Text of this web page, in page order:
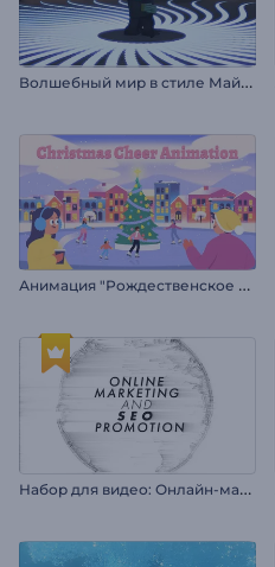
В
олшебный мир в стиле Майнкрафт
А
нимация "Рождественское настроение"
Н
абор для видео: Онлайн-маркетинг и SEO